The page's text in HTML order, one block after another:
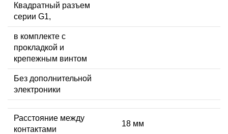
Квадратный разъем
серии G1,
в комплекте с
прокладкой и
крепежным винтом
Без дополнительной
электроники
Расстояние между
контактами
18 мм